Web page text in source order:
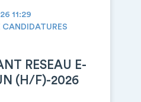
11:29
CANDIDATURES
RESEAU E-
(H/F)-2026